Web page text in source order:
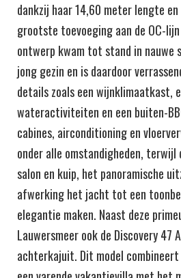
dankzij haar 14,60 meter lengte
grootste toevoeging aan de OC-
ontwerp kwam tot stand in nauwe
jong gezin en is daardoor
details zoals een wijnklimaatkast,
wateractiviteiten en een buiten-
cabines, airconditioning en
onder alle omstandigheden,
salon en kuip, het panoramische
afwerking het jacht tot een
elegantie maken. Naast deze
Lauwersmeer ook de Discovery 47
achterkajuit. Dit model